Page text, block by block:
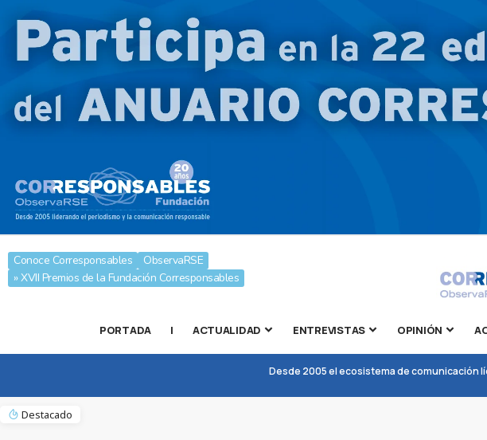
Conoce Corresponsables
ObservaRSE
» XVII Premios de la Fundación Corresponsables
PORTADA | ACTUALIDAD ENTREVISTAS OPINIÓN
Desde 2005 el ecosistema de comunicación
Destacado